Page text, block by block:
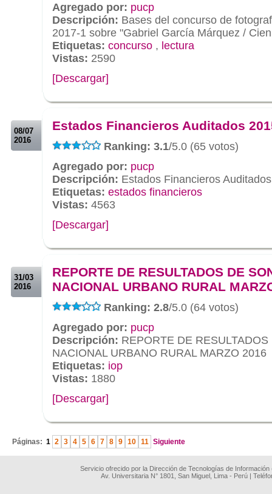
Agregado por: pucp
Descripción: Bases del concurso de
2017-1 sobre "Gabriel García Márquez /
Etiquetas: concurso , lectura
Vistas: 2590
[Descargar]
08/07
2016
Estados Financieros Auditados
Ranking: 3.1/5.0 (65 votos)
Agregado por: pucp
Descripción: Estados Financieros
Etiquetas: estados financieros
Vistas: 4563
[Descargar]
31/03
2016
REPORTE DE RESULTADOS DE
NACIONAL URBANO RURAL
Ranking: 2.8/5.0 (64 votos)
Agregado por: pucp
Descripción: REPORTE DE
NACIONAL URBANO RURAL MARZO 2016
Etiquetas: iop
Vistas: 1880
[Descargar]
Páginas: 1 2 3 4 5 6 7 8 9 10 11 Siguiente
Servicio ofrecido por la Dirección de Tecnologías de
Av. Universitaria N° 1801, San Miguel, Lima - Perú |